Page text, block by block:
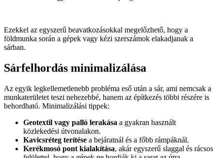
Ezekkel az egyszerű beavatkozásokkal megelőzhető, hogy a
földmunka során a gépek vagy kézi szerszámok elakadjanak a
sárban.
Sárfelhordás minimalizálása
Az egyik legkellemetlenebb probléma eső után a sár, ami nemcsak a
munkaterületet teszi nehezebbé, hanem az építkezés többi részére is
behordható. Minimalizálási tippek:
Geotextil vagy palló lerakása a gyakran használt
közlekedési útvonalakon.
Kavicsréteg terítése a bejáratnál és a főbb rámpáknál.
Kerékmosó pont kialakítása, akár egyszerű slaggal és rácsos